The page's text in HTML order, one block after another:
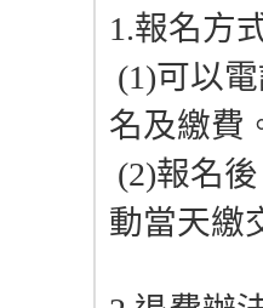
1.報名方
(1)可以
名及繳費
(2)報名
動當天繳